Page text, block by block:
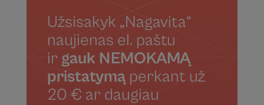
Užsisakyk „Nagavita“
naujienas el. paštu
ir gauk NEMOKAMĄ
pristatymąperkant už
20 € ar daugiau